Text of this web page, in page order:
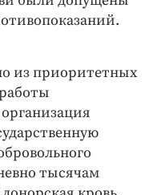
из приоритетных
тысячам